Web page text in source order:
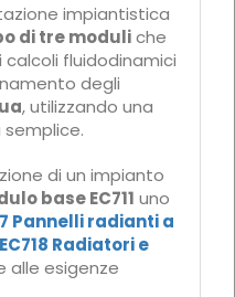
impiantistica
di tre moduliche
fluidodinamici
degli
, utilizzando una
di un impianto
base EC711 uno
Pannelli radianti a
EC718 Radiatori e
alle esigenze